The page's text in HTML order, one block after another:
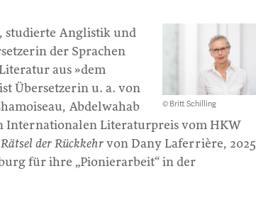
© Britt Schilling
studierte Anglistik und
der Sprachen
aus »dem
Übersetzerin u. a. von
Abdelwahab
Internationalen Literaturpreis vom HKW
der Rückkehrvon Dany Laferrière, 2025
für ihre „Pionierarbeit“ in der